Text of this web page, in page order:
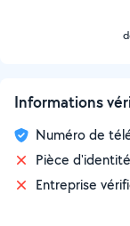
Informations
Numéro de
Pièce
Entreprise